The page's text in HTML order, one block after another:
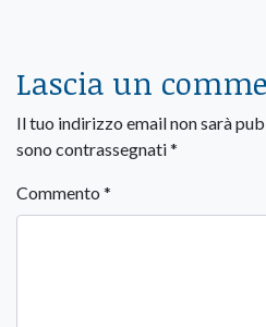
Lascia un
Il tuo indirizzo email non sarà
sono contrassegnati*
Commento *